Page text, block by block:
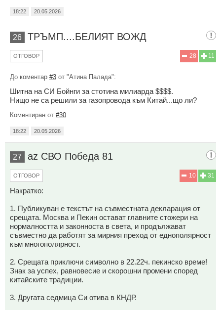
18:22 20.05.2026
26 ТРЪМП....БЕЛИЯТ ВОЖД
11
28
ОТГОВОР
До коментар #3 от "Атина Палада":
Шитна на СИ Бойнги за стотина милиарда $$$$.
Нищо не са решили за газопровода към Китай...що ли?
Коментиран от #30
18:22 20.05.2026
27 az СВО Победа 81
31
10
ОТГОВОР
Накратко:
1. Публикуван е текстът на съвместната декларация от
срещата. Москва и Пекин остават главните стожери на
нормалността и законноста в света, и продължават
съвместно да работят за мирния преход от еднополярност
към многополярност.
2. Срещата приключи символно в 22.22ч. пекинско време!
Знак за успех, равновесие и скорошни промени според
китайските традиции.
3. Другата седмица Си отива в КНДР.